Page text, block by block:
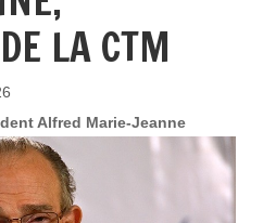
LA CTM
Alfred Marie-Jeanne